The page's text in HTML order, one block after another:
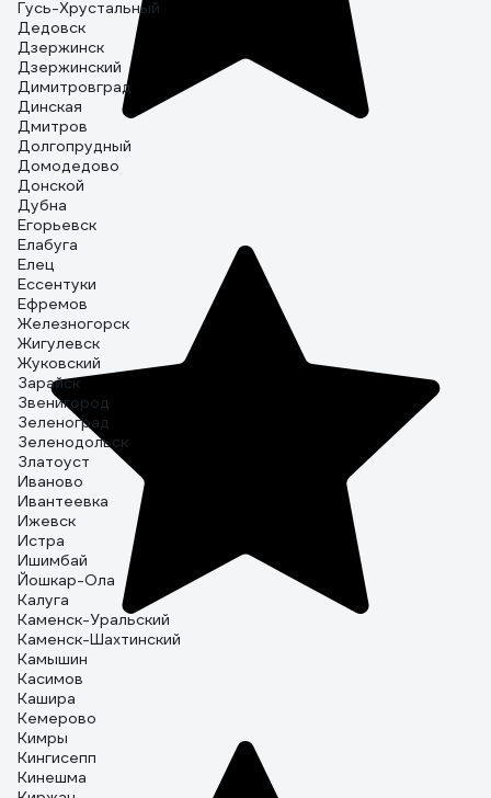
Гусь-Хрустальный
Дедовск
Дзержинск
Дзержинский
Димитровград
Динская
Дмитров
Долгопрудный
Домодедово
Донской
Дубна
Егорьевск
Елабуга
Елец
Ессентуки
Ефремов
Железногорск
Жигулевск
Жуковский
Зарайск
Звенигород
Зеленоград
Зеленодольск
Златоуст
Иваново
Ивантеевка
Ижевск
Истра
Ишимбай
Йошкар-Ола
Калуга
Каменск-Уральский
Каменск-Шахтинский
Камышин
Касимов
Кашира
Кемерово
Кимры
Кингисепп
Кинешма